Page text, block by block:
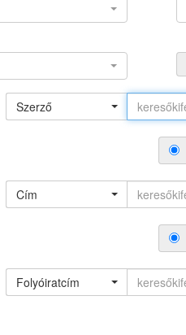
Szerző
Cím
Folyóiratcím